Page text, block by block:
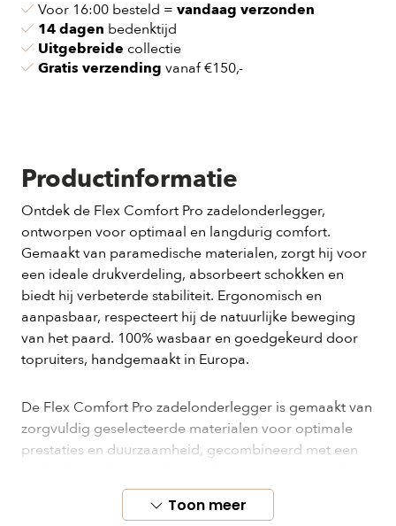
Voor 16:00 besteld = vandaag verzonden
14 dagen bedenktijd
Uitgebreide collectie
Gratis verzending vanaf €150,-
Productinformatie
Ontdek de Flex Comfort Pro zadelonderlegger,
ontworpen voor optimaal en langdurig comfort.
Gemaakt van paramedische materialen, zorgt hij voor
een ideale drukverdeling, absorbeert schokken en
biedt hij verbeterde stabiliteit. Ergonomisch en
aanpasbaar, respecteert hij de natuurlijke beweging
van het paard. 100% wasbaar en goedgekeurd door
topruiters, handgemaakt in Europa.
De Flex Comfort Pro zadelonderlegger is gemaakt van
zorgvuldig geselecteerde materialen voor optimale
prestaties en duurzaamheid, gecombineerd met een
100% aanpasbaar.
Toon meer